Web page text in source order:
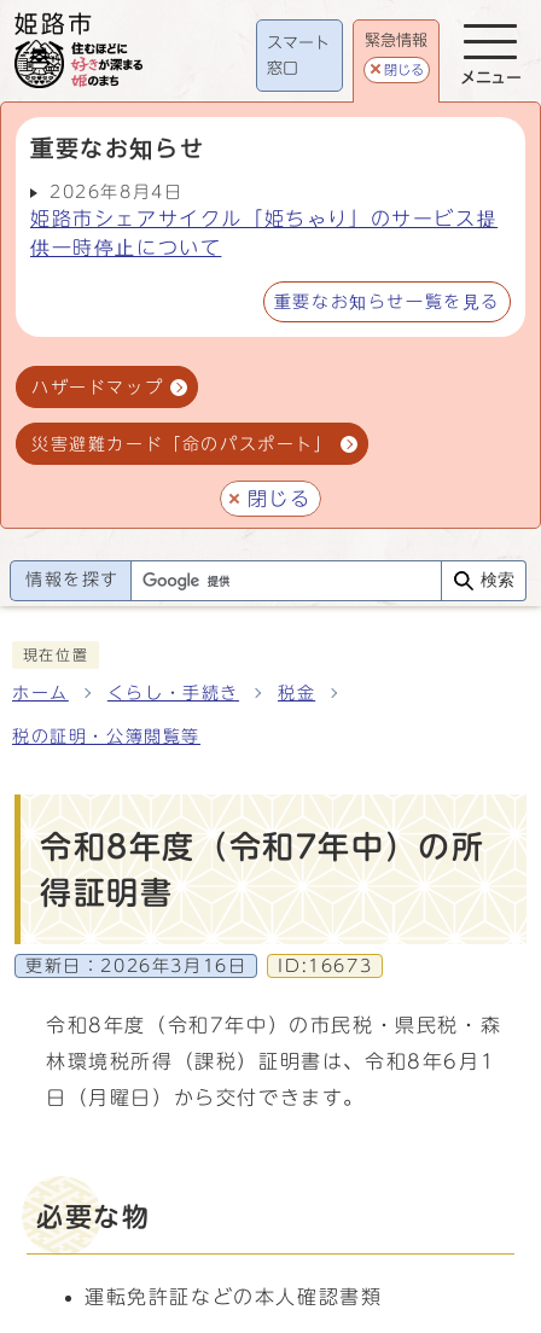
スマート
窓口
緊急情報
閉じる
重要なお知らせ
2026年8月4日
姫路市シェアサイクル「姫ちゃり」のサービス提
供一時停止について
重要なお知らせ一覧を見る
ハザードマップ
災害避難カード「命のパスポート」
閉じる
メニュー
情報を探す 検索
現在位置
ホーム くらし・手続き 税金
税の証明・公簿閲覧等
令和8年度（令和7年中）の所
得証明書
更新日： 2026年3月16日 ID:16673
令和8年度（令和7年中）の市民税・県民税・森
林環境税所得（課税）証明書は、令和8年6月1
日（月曜日）から交付できます。
必要な物
運転免許証などの本人確認書類